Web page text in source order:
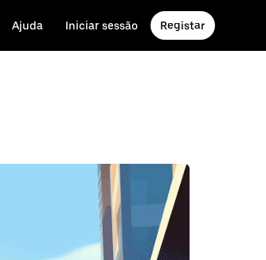
Ajuda Iniciar sessão Registar